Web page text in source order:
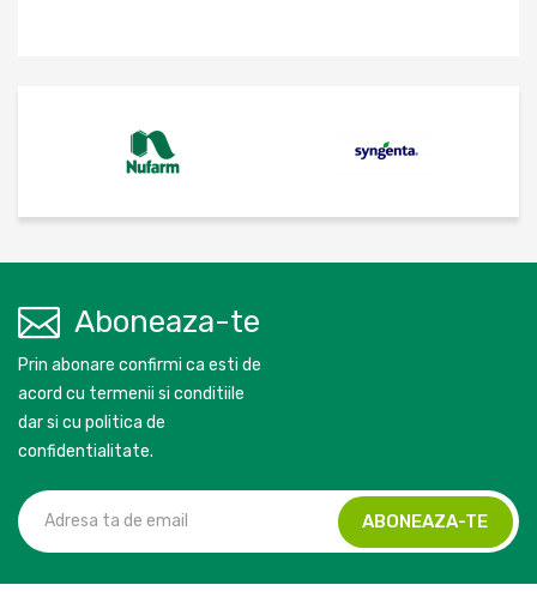
Aboneaza-te
Prin abonare confirmi ca esti de
acord cu termenii si conditiile
dar si cu politica de
confidentialitate.